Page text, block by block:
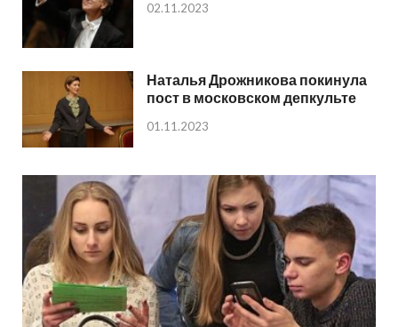
02.11.2023
Наталья Дрожникова покинула
пост в московском депкульте
01.11.2023